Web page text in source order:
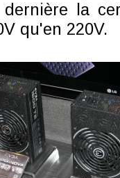
la
qu'en 220V.